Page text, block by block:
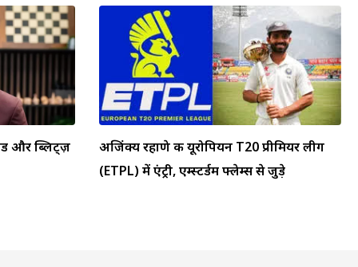
और ब्लिट्ज़
अजिंक्य रहाणे की यूरोपियन T20 प्रीमियर लीग
(ETPL) में एंट्री, एम्स्टर्डम फ्लेम्स से जुड़े